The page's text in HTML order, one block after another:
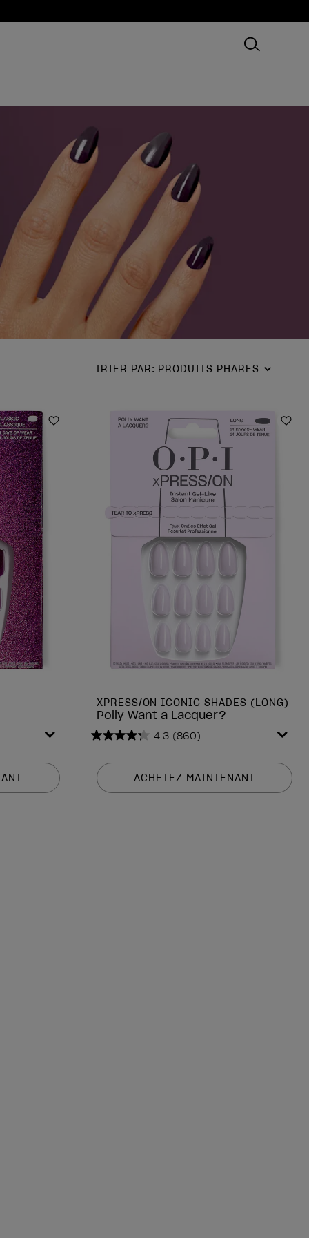
TRIER PAR: PRODUITS PHARES
Ajouter aux favoris
XPRESS/ON ICONIC SHADES (LONG)
Polly Want a Lacquer?
4.3 (860)
4.3
5
étoiles.
ACHETEZ MAINTENANT